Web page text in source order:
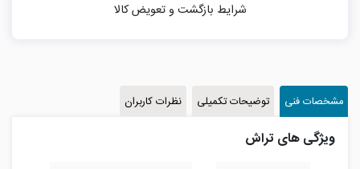
شرایط بازگشت و تعویض کالا
مشخصات فنی توضیحات تکمیلی نظرات کاربران
ویژگی های تراش